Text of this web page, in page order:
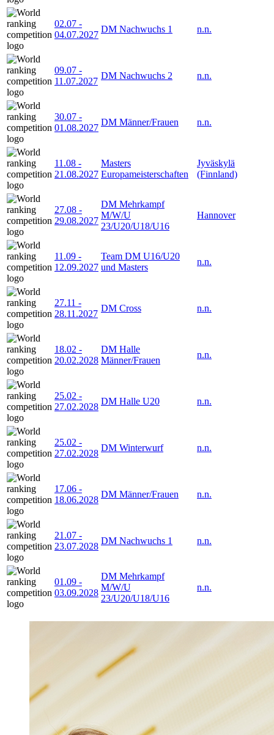
02.07 -
04.07.2027
DM Nachwuchs 1 n.n.
09.07 -
11.07.2027
DM Nachwuchs 2 n.n.
30.07 -
01.08.2027
DM Männer/Frauen n.n.
11.08 -
21.08.2027
Masters
Europameisterschaften
Jyväskylä
(Finnland)
27.08 -
29.08.2027
DM Mehrkampf
M/W/U
23/U20/U18/U16
Hannover
11.09 -
12.09.2027
Team DM U16/U20
und Masters
n.n.
27.11 -
28.11.2027
DM Cross n.n.
18.02 -
20.02.2028
DM Halle
Männer/Frauen
n.n.
25.02 -
27.02.2028
DM Halle U20 n.n.
25.02 -
27.02.2028
DM Winterwurf n.n.
17.06 -
18.06.2028
DM Männer/Frauen n.n.
21.07 -
23.07.2028
DM Nachwuchs 1 n.n.
01.09 -
03.09.2028
DM Mehrkampf
M/W/U
23/U20/U18/U16
n.n.